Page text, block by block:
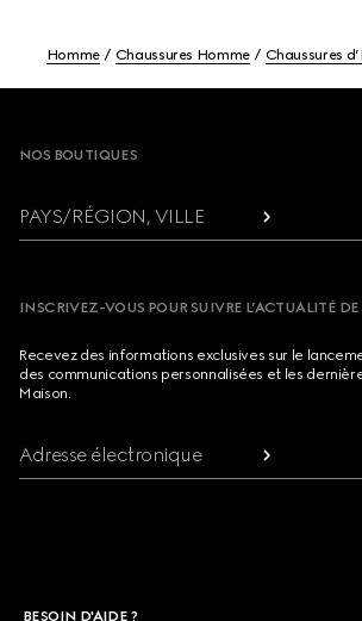
Homme Chaussures Homme Chaussures
NOS BOUTIQUES
PAYS/RÉGION, VILLE
INSCRIVEZ-VOUS POUR SUIVRE L’ACTUALITÉ
Recevez des informations exclusives sur le
des communications personnalisées et les
Maison.
Adresse électronique
BESOIN D'AIDE ?